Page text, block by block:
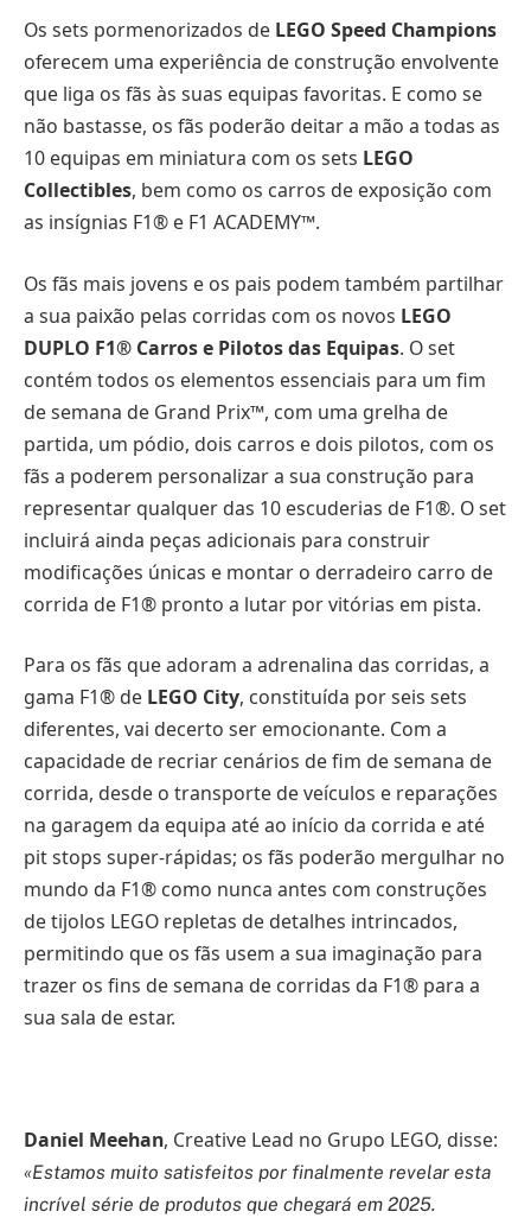
Os sets pormenorizados de LEGO Speed Champions
oferecem uma experiência de construção envolvente
que liga os fãs às suas equipas favoritas. E como se
não bastasse, os fãs poderão deitar a mão a todas as
10 equipas em miniatura com os sets LEGO
Collectibles, bem como os carros de exposição com
as insígnias F1® e F1 ACADEMY™.
Os fãs mais jovens e os pais podem também partilhar
a sua paixão pelas corridas com os novos LEGO
DUPLO F1® Carros e Pilotos das Equipas. O set
contém todos os elementos essenciais para um fim
de semana de Grand Prix™, com uma grelha de
partida, um pódio, dois carros e dois pilotos, com os
fãs a poderem personalizar a sua construção para
representar qualquer das 10 escuderias de F1®. O set
incluirá ainda peças adicionais para construir
modificações únicas e montar o derradeiro carro de
corrida de F1® pronto a lutar por vitórias em pista.
Para os fãs que adoram a adrenalina das corridas, a
gama F1® de LEGO City, constituída por seis sets
diferentes, vai decerto ser emocionante. Com a
capacidade de recriar cenários de fim de semana de
corrida, desde o transporte de veículos e reparações
na garagem da equipa até ao início da corrida e até
pit stops super-rápidas; os fãs poderão mergulhar no
mundo da F1® como nunca antes com construções
de tijolos LEGO repletas de detalhes intrincados,
permitindo que os fãs usem a sua imaginação para
trazer os fins de semana de corridas da F1® para a
sua sala de estar.
Daniel Meehan, Creative Lead no Grupo LEGO, disse:
«Estamos muito satisfeitos por finalmente revelar esta
incrível série de produtos que chegará em 2025.